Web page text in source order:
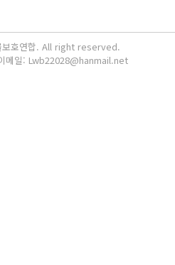
호연합. All right reserved.
메일: Lwb22028@hanmail.net